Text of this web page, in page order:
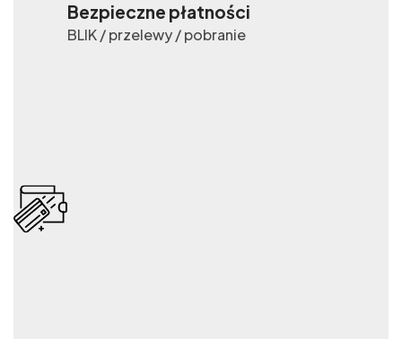
Bezpieczne płatności
BLIK / przelewy / pobranie